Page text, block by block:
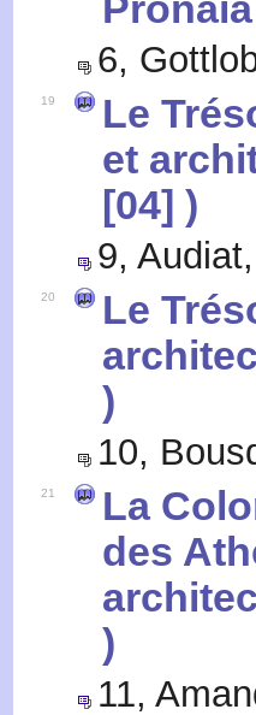
6,
19
Le
et
[04] )
9,
20
Le
)
10,
21
La
des
)
11,